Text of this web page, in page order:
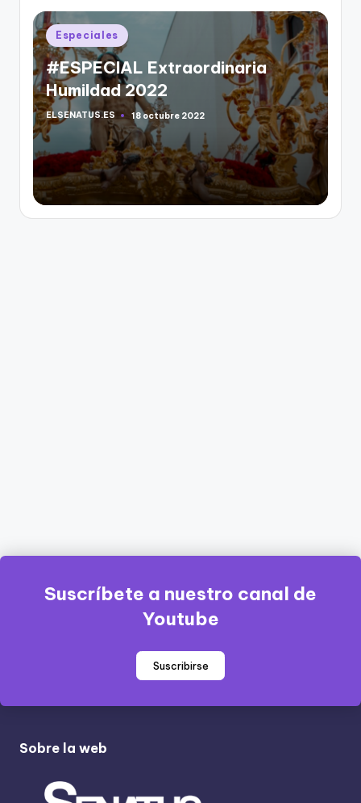
Publicado
en
Especiales
#ESPECIAL San Antonio
Publicado
por
ELSENATUS.ES 18 octubre 2022
Suscríbete a nuestro canal de
Youtube
Suscribirse
Sobre la web